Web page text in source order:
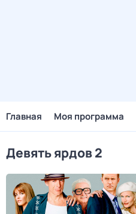
Главная Моя программа
Девять ярдов 2